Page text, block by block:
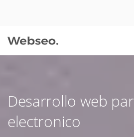
Desarrollo web
electronico
09:30 AM A 18:30 PM
soporte@webseo.cl